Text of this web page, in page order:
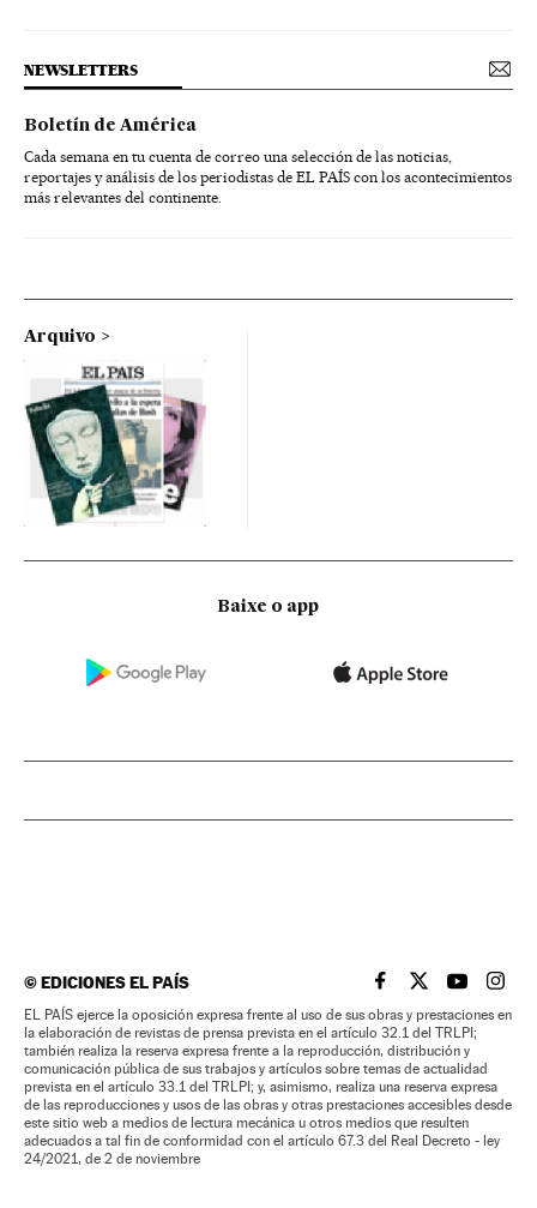
NEWSLETTERS
Boletín de América
Cada semana en tu cuenta de correo una selección de las noticias,
reportajes y análisis de los periodistas de EL PAÍS con los acontecimientos
más relevantes del continente.
Arquivo
Baixe o app
©EDICIONES EL PAÍS EL PAÍS BRASIL EN
EL PAÍSEL PAÍS
EL
EL PAÍS ejerce la oposición expresa frente al uso de sus obras y prestaciones en
la elaboración de revistas de prensa prevista en el artículo 32.1 del TRLPI;
también realiza la reserva expresa frente a la reproducción, distribución y
comunicación pública de sus trabajos y artículos sobre temas de actualidad
prevista en el artículo 33.1 del TRLPI; y, asimismo, realiza una reserva expresa
de las reproducciones y usos de las obras y otras prestaciones accesibles desde
este sitio web a medios de lectura mecánica u otros medios que resulten
adecuados a tal fin de conformidad con el artículo 67.3 del Real Decreto - ley
24/2021, de 2 de noviembre